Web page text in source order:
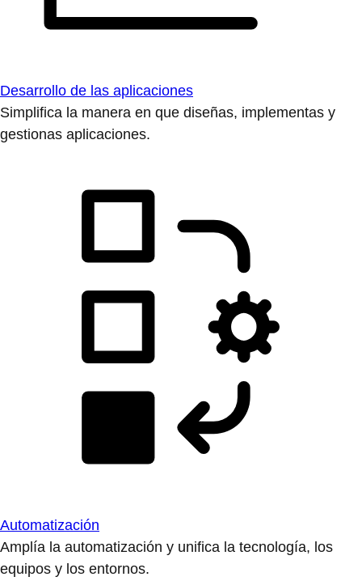
Desarrollo de las aplicaciones
Simplifica la manera en que diseñas, implementas y
gestionas aplicaciones.
Automatización
Amplía la automatización y unifica la tecnología, los
equipos y los entornos.